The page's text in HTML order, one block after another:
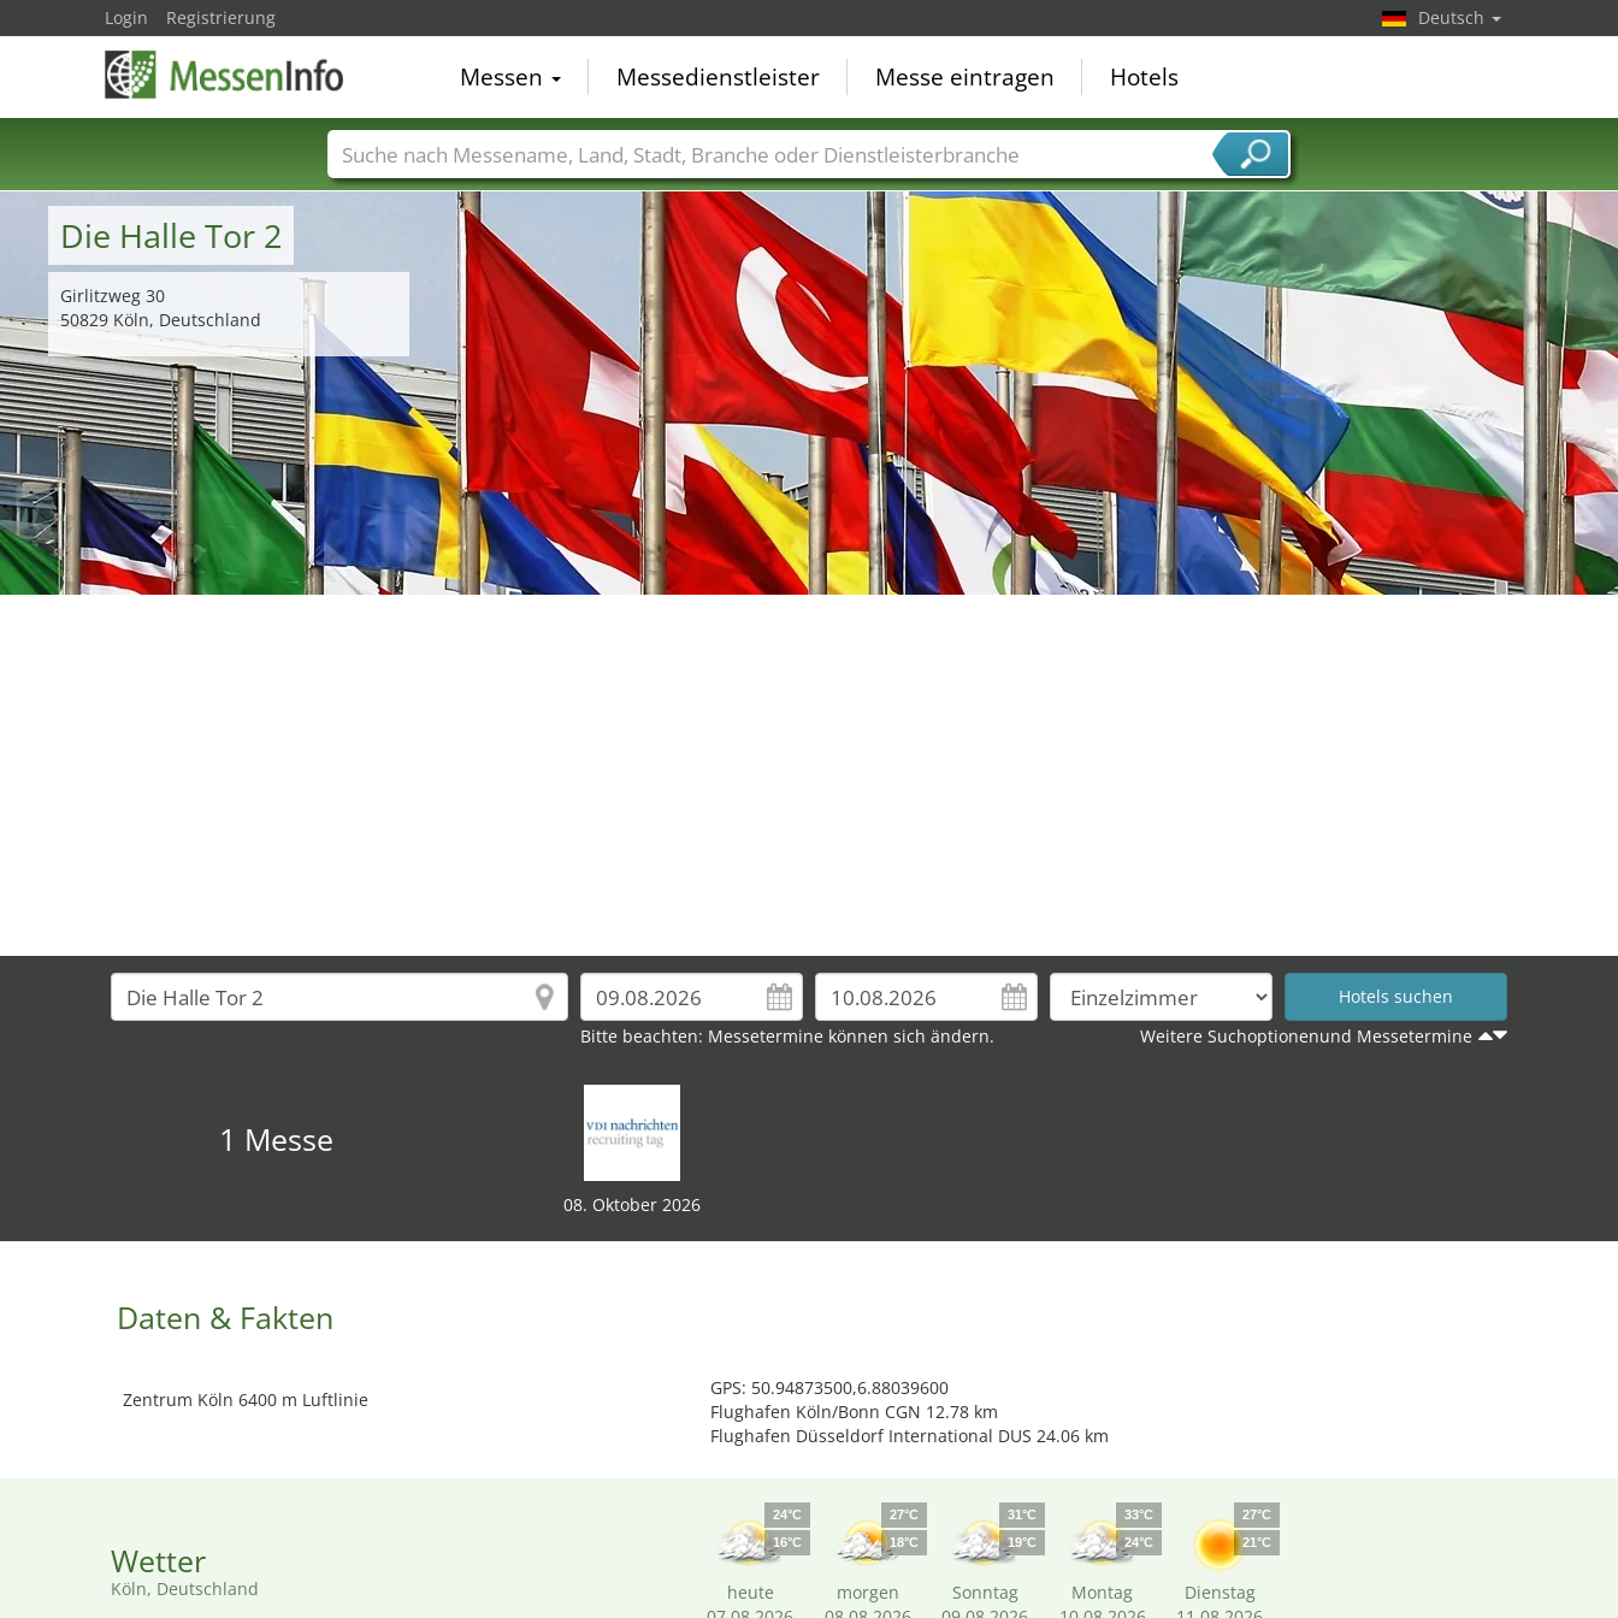
Die Halle Tor 2
Girlitzweg 30
50829 Köln, Deutschland
Bitte beachten: Messetermine können sich ändern. Weitere Suchoptionenund Messetermine
1 Messe
08. Oktober 2026
Daten & Fakten
Zentrum Köln 6400 m Luftlinie
GPS: 50.94873500,6.88039600
Flughafen Köln/Bonn CGN 12.78 km
Flughafen Düsseldorf International DUS 24.06 km
Wetter
Köln, Deutschland
24°C
16°C
heute
27°C
18°C
morgen
31°C
19°C
Sonntag
33°C
24°C
Montag
27°C
21°C
Dienstag
Login Registrierung Deutsch
Messen Messedienstleister Messe eintragen Hotels
Messenamen Länder Städte Branchen Dienstleisterbranchen